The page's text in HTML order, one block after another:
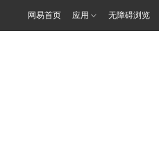
网易首页 应用 无障碍浏览